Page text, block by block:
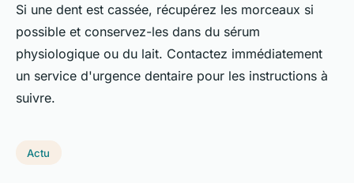
Si une dent est cassée, récupérez les morceaux si
possible et conservez-les dans du sérum
physiologique ou du lait. Contactez immédiatement
un service d'urgence dentaire pour les instructions à
suivre.
Actu